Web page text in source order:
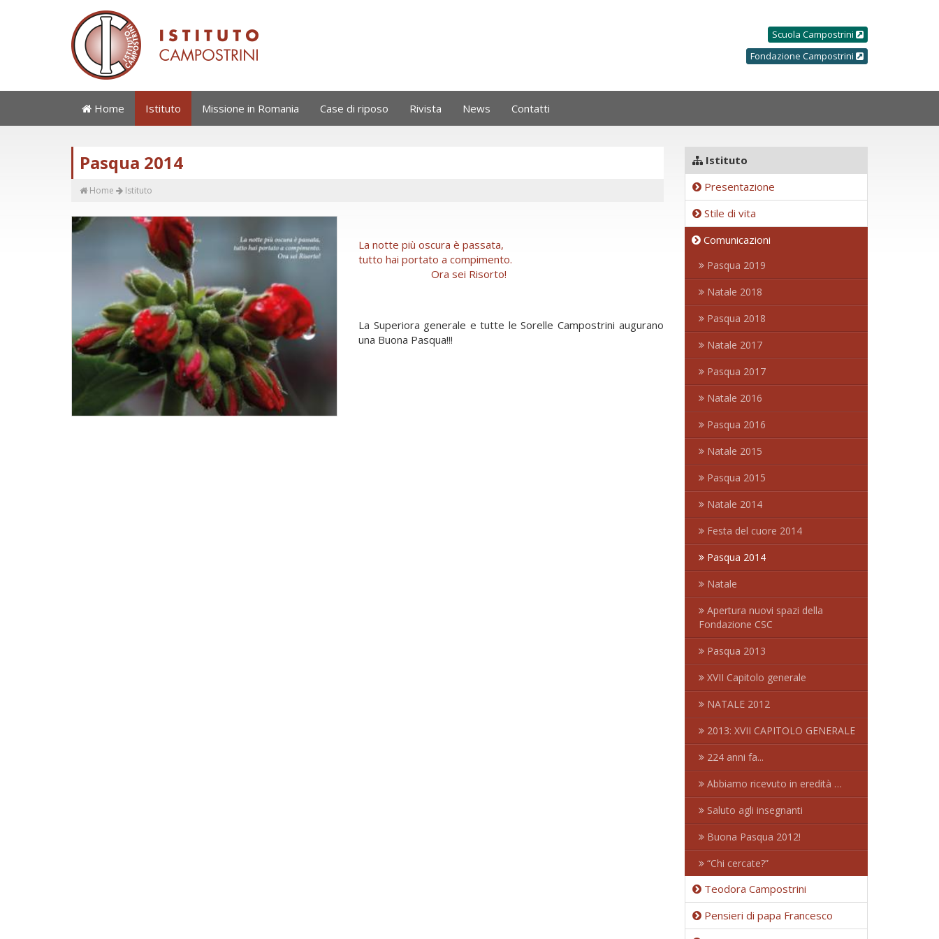
Scuola Campostrini
Fondazione Campostrini
Home Istituto Missione in Romania Case di riposo Rivista News Contatti
Pasqua 2014
Home Istituto
La notte più oscura è passata,
tutto hai portato a compimento.
Ora sei Risorto!
La Superiora generale e tutte le Sorelle Campostrini augurano
una Buona Pasqua!!!
Istituto
Presentazione
Stile di vita
Comunicazioni
Pasqua 2019
Natale 2018
Pasqua 2018
Natale 2017
Pasqua 2017
Natale 2016
Pasqua 2016
Natale 2015
Pasqua 2015
Natale 2014
Festa del cuore 2014
Pasqua 2014
Natale
Apertura nuovi spazi della
Fondazione CSC
Pasqua 2013
XVII Capitolo generale
NATALE 2012
2013: XVII CAPITOLO GENERALE
224 anni fa...
Abbiamo ricevuto in eredità …
Saluto agli insegnanti
Buona Pasqua 2012!
“Chi cercate?”
Teodora Campostrini
Pensieri di papa Francesco